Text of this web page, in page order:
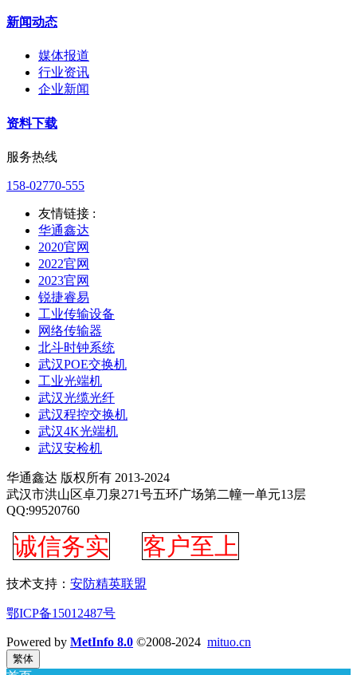
新闻动态
媒体报道
行业资讯
企业新闻
资料下载
服务热线
158-02770-555
友情链接 :
华通鑫达
2020官网
2022官网
2023官网
锐捷睿易
工业传输设备
网络传输器
北斗时钟系统
武汉POE交换机
工业光端机
武汉光缆光纤
武汉程控交换机
武汉4K光端机
武汉安检机
华通鑫达 版权所有 2013-2024
武汉市洪山区卓刀泉271号五环广场第二幢一单元13层
QQ:99520760
诚信务实 客户至上
技术支持： 安防精英联盟
鄂ICP备15012487号
Powered by MetInfo 8.0 ©2008-2024 mituo.cn
繁体